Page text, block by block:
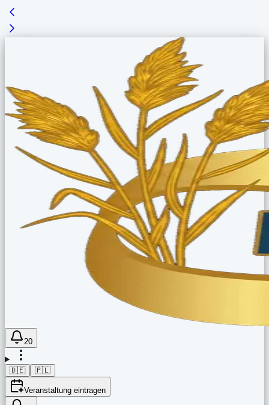
20
🇩🇪 🇵🇱
Veranstaltung eintragen